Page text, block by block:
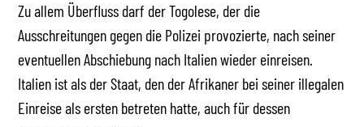
Zu allem Überfluss darf der Togolese, der die
Ausschreitungen gegen die Polizei provozierte, nach seiner
eventuellen Abschiebung nach Italien wieder einreisen.
Italien ist als der Staat, den der Afrikaner bei seiner illegalen
Einreise als ersten betreten hatte, auch für dessen